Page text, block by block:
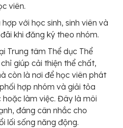
viên.
với học sinh, sinh viên và
khi đăng ký theo nhóm.
Trung tâm Thể dục Thể
giúp cải thiện thể chất,
còn là nơi để học viên phát
hợp nhóm và giải tỏa
làm việc. Đây là môi
đáng cân nhắc cho
lối sống năng động.